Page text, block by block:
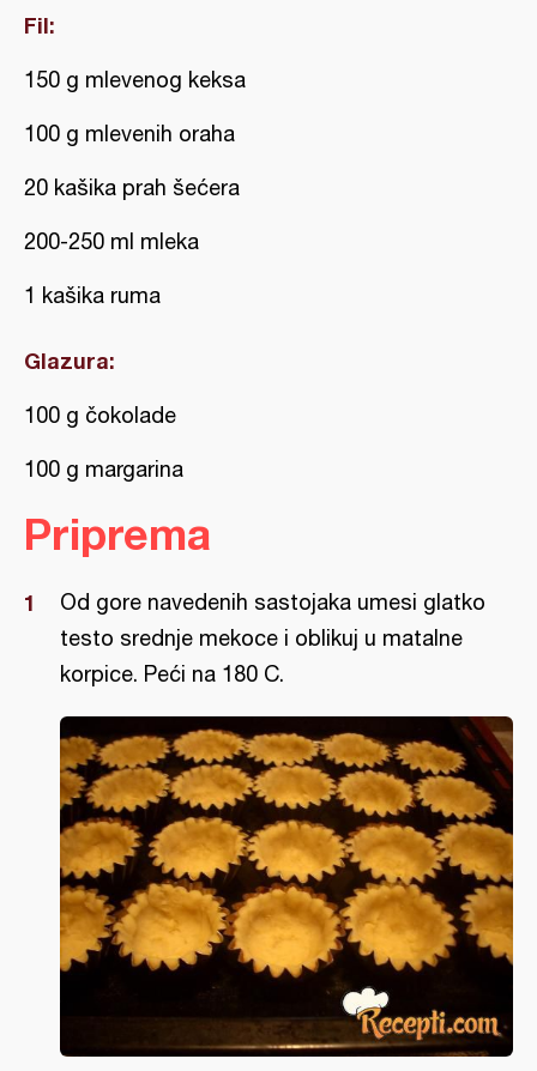
Fil:
150 g mlevenog keksa
100 g mlevenih oraha
20 kašika prah šećera
200-250 ml mleka
1 kašika ruma
Glazura:
100 g čokolade
100 g margarina
Priprema
Od gore navedenih sastojaka umesi glatko
testo srednje mekoce i oblikuj u matalne
korpice. Peći na 180 C.